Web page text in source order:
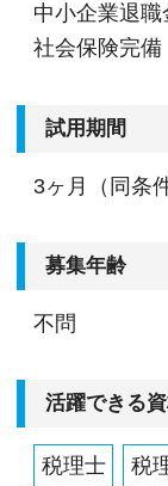
中小企業退職
社会保険完備
試用期間
3ヶ月（同条件
募集年齢
不問
活躍できる
税理士 税